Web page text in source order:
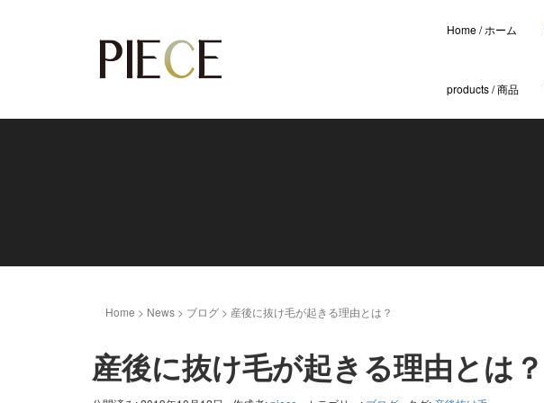
Home / ホーム
products / 商品
Home > News > ブログ > 産後に抜け毛が起きる理由とは？
産後に抜け毛が起きる理由とは？